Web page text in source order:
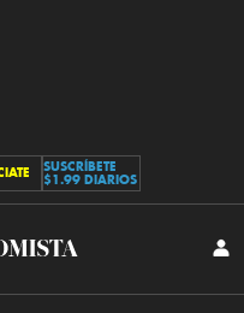
SUSCRÍBETE
$1.99 DIARIOS